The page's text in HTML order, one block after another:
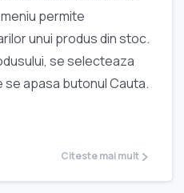
permite
unui produs din stoc.
se selecteaza
apasa butonul Cauta.
Citeste mai mult